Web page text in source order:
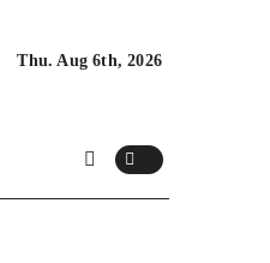
Thu. Aug 6th, 2026